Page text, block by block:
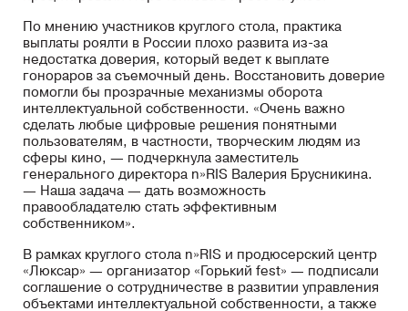
По мнению участников круглого стола, практика
выплаты роялти в России плохо развита из-за
недостатка доверия, который ведет к выплате
гонораров за съемочный день. Восстановить доверие
помогли бы прозрачные механизмы оборота
интеллектуальной собственности. «Очень важно
сделать любые цифровые решения понятными
пользователям, в частности, творческим людям из
сферы кино, — подчеркнула заместитель
генерального директора n»RIS Валерия Брусникина.
— Наша задача — дать возможность
правообладателю стать эффективным
собственником».
В рамках круглого стола n»RIS и продюсерский центр
«Люксар» — организатор «Горький fest» — подписали
соглашение о сотрудничестве в развитии управления
объектами интеллектуальной собственности, а также